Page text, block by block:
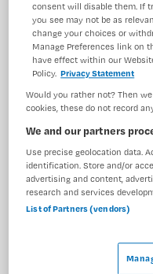
PLAATSINGSDATUM
9 september 2025
ERVARING
Niet nader bepaald
Vacature niet
Deze vacature
niet meer actueel.
vacatures die voor u
consent will disable them. If
you see may not be as
change your choices or
Manage Preferences link on
have effect within our
Policy. Privacy Statement
Would you rather not? Then
cookies, these do not record
We and our partners
Use precise geolocation data.
identification. Store and/or
advertising and content,
research and services
List of Partners (vendors)